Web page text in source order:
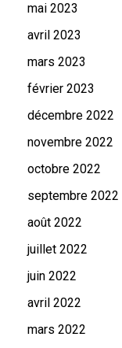
mai 2023
avril 2023
mars 2023
février 2023
décembre 2022
novembre 2022
octobre 2022
septembre 2022
août 2022
juillet 2022
juin 2022
avril 2022
mars 2022